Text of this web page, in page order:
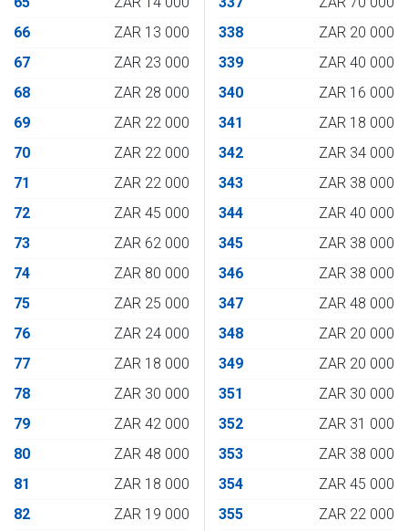
66
ZAR 13 000
67
ZAR 23 000
68
ZAR 28 000
69
ZAR 22 000
70
ZAR 22 000
71
ZAR 22 000
72
ZAR 45 000
73
ZAR 62 000
74
ZAR 80 000
75
ZAR 25 000
76
ZAR 24 000
77
ZAR 18 000
78
ZAR 30 000
79
ZAR 42 000
80
ZAR 48 000
81
ZAR 18 000
82
ZAR 19 000
338
ZAR 20 000
339
ZAR 40 000
340
ZAR 16 000
341
ZAR 18 000
342
ZAR 34 000
343
ZAR 38 000
344
ZAR 40 000
345
ZAR 38 000
346
ZAR 38 000
347
ZAR 48 000
348
ZAR 20 000
349
ZAR 20 000
351
ZAR 30 000
352
ZAR 31 000
353
ZAR 38 000
354
ZAR 45 000
355
ZAR 22 000